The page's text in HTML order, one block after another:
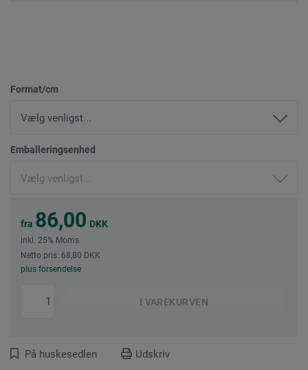
Format/cm
Emballeringsenhed
fra 86,00 DKK
inkl. 25% Moms
Netto pris: 68,80 DKK
plus forsendelse
I VAREKURVEN
På huskesedlen Udskriv